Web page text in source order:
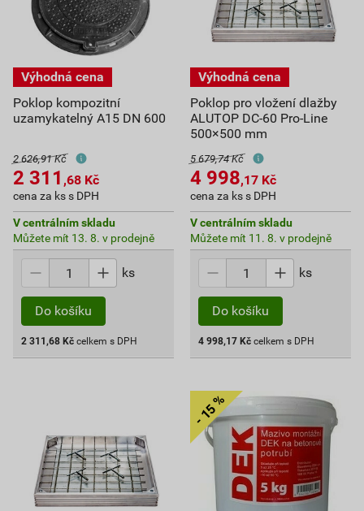
Poklop kompozitní
uzamykatelný A15 DN 600
2 626,91 Kč
2 311 ,68 Kč
cena za ks s DPH
V centrálním skladu
Můžete mít 13. 8. v prodejně
ks
Do košíku
2 311,68 Kč celkem s DPH
Poklop pro vložení dlažby
ALUTOP DC-60 Pro-Line
500×500 mm
5 679,74 Kč
4 998,17 Kč
cena za ks s DPH
V centrálním skladu
Můžete mít 11. 8. v prodejně
ks
Do košíku
4 998,17 Kč celkem s DPH